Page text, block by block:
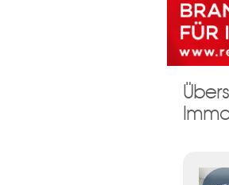
Damit